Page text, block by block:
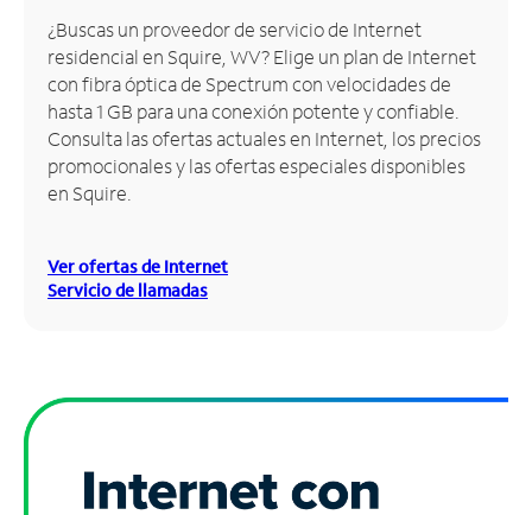
Inglés
Administrar
cuenta
Encuentra
una
tienda
¿Buscas un proveedor de servicio de Internet
residencial en Squire, WV? Elige un plan de Internet
con fibra óptica de Spectrum con velocidades de
hasta 1 GB para una conexión potente y confiable.
Consulta las ofertas actuales en Internet, los precios
promocionales y las ofertas especiales disponibles
en Squire.
Ver ofertas de Internet
Servicio de llamadas